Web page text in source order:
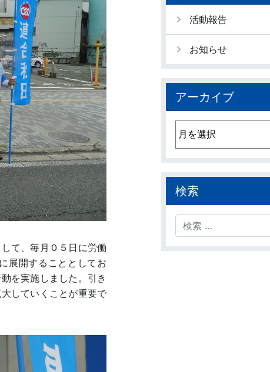
て、毎月０５日に労働
展開することとしてお
を実施しました。引き
していくことが重要で
活動報告
お知らせ
アーカイブ
アーカイブ
検索
検索